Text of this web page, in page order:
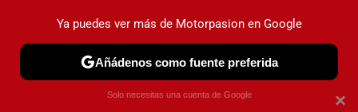
PRUEBAS COCHES ELÉCTRICOS OBSERVATORIO
×
Ya puedes ver más de Motorpasion en Google
Añádenos como fuente preferida
Solo necesitas una cuenta de Google